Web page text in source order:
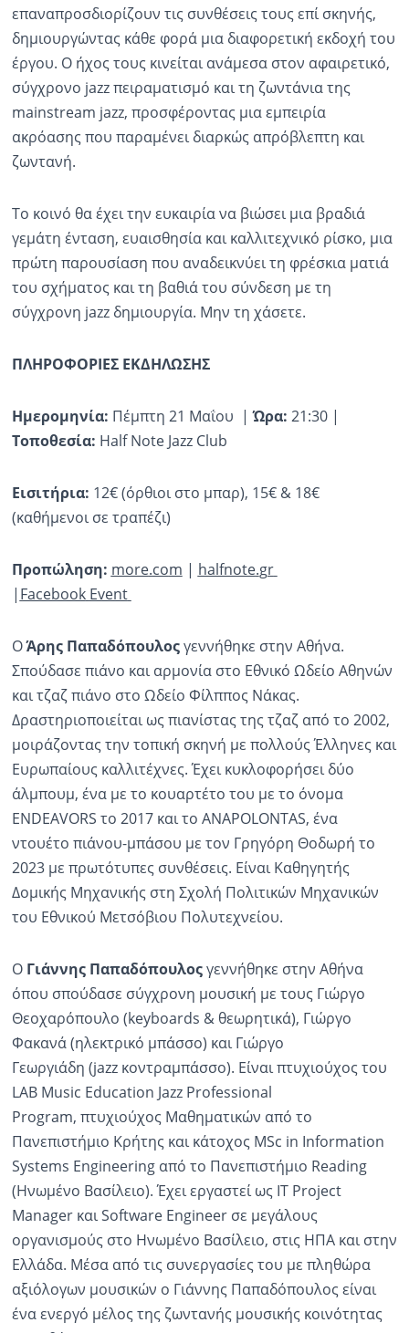
επαναπροσδιορίζουν τις συνθέσεις τους επί σκηνής,
δημιουργώντας κάθε φορά μια διαφορετική εκδοχή του
έργου. Ο ήχος τους κινείται ανάμεσα στον αφαιρετικό,
σύγχρονο jazz πειραματισμό και τη ζωντάνια της
mainstream jazz, προσφέροντας μια εμπειρία
ακρόασης που παραμένει διαρκώς απρόβλεπτη και
ζωντανή.
Το κοινό θα έχει την ευκαιρία να βιώσει μια βραδιά
γεμάτη ένταση, ευαισθησία και καλλιτεχνικό ρίσκο, μια
πρώτη παρουσίαση που αναδεικνύει τη φρέσκια ματιά
του σχήματος και τη βαθιά του σύνδεση με τη
σύγχρονη jazz δημιουργία. Μην τη χάσετε.
ΠΛΗΡΟΦΟΡΙΕΣ ΕΚΔΗΛΩΣΗΣ
Ημερομηνία: Πέμπτη 21 Μαΐου |Ώρα: 21:30 |
Τοποθεσία: Half Note Jazz Club
Εισιτήρια: 12€ (όρθιοι στο μπαρ), 15€ & 18€
(καθήμενοι σε τραπέζι)
Προπώληση: more.com | halfnote.gr
| Facebook Event
ΟΆρης Παπαδόπουλοςγεννήθηκε στην Αθήνα.
Σπούδασε πιάνο και αρμονία στο Εθνικό Ωδείο Αθηνών
και τζαζ πιάνο στο Ωδείο Φίλππος Νάκας.
Δραστηριοποιείται ως πιανίστας της τζαζ από το 2002,
μοιράζοντας την τοπική σκηνή με πολλούς Έλληνες και
Ευρωπαίους καλλιτέχνες. Έχει κυκλοφορήσει δύο
άλμπουμ, ένα με το κουαρτέτο του με το όνομα
ENDEAVORS το 2017 και το ANAPOLONTAS, ένα
ντουέτο πιάνου-μπάσου με τον Γρηγόρη Θοδωρή το
2023 με πρωτότυπες συνθέσεις. Είναι Καθηγητής
Δομικής Μηχανικής στη Σχολή Πολιτικών Μηχανικών
του Εθνικού Μετσόβιου Πολυτεχνείου.
Ο Γιάννης Παπαδόπουλοςγεννήθηκε στην Αθήνα
όπου σπούδασε σύγχρονη μουσική με τους Γιώργο
Θεοχαρόπουλο (keyboards & θεωρητικά), Γιώργο
Φακανά (ηλεκτρικό μπάσσο) και Γιώργο
Γεωργιάδη (jazz κοντραμπάσσο). Είναι πτυχιούχος του
LAB Music Education Jazz Professional
Program, πτυχιούχος Μαθηματικών από το
Πανεπιστήμιο Κρήτης και κάτοχος MSc in Information
Systems Engineering από το Πανεπιστήμιο Reading
(Ηνωμένο Βασίλειο). Έχει εργαστεί ως IT Project
Manager και Software Engineer σε μεγάλους
οργανισμούς στο Ηνωμένο Βασίλειο, στις ΗΠΑ και στην
Ελλάδα. Μέσα από τις συνεργασίες του με πληθώρα
αξιόλογων μουσικών ο Γιάννης Παπαδόπουλος είναι
ένα ενεργό μέλος της ζωντανής μουσικής κοινότητας